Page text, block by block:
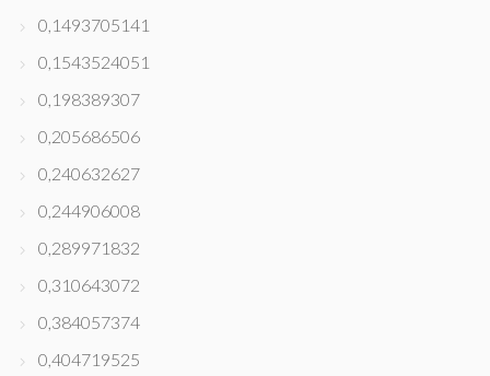
0,1493705141
0,1543524051
0,198389307
0,205686506
0,240632627
0,244906008
0,289971832
0,310643072
0,384057374
0,404719525